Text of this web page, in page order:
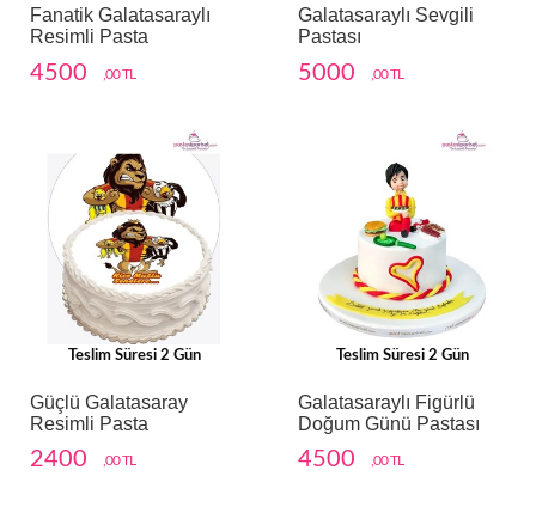
Fanatik Galatasaraylı
Resimli Pasta
4500 ,00 TL
Galatasaraylı Sevgili
Pastası
5000 ,00 TL
Teslim Süresi 2 Gün
Güçlü Galatasaray
Resimli Pasta
2400 ,00 TL
Teslim Süresi 2 Gün
Galatasaraylı Figürlü
Doğum Günü Pastası
4500 ,00 TL